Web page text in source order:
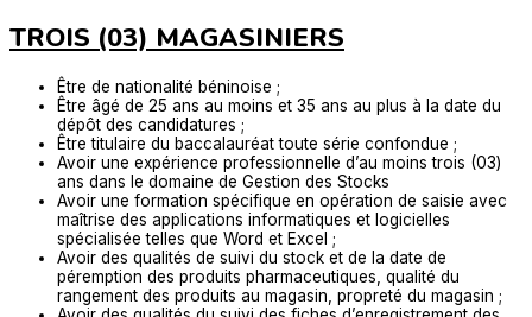
TROIS (03) MAGASINIERS
Être de nationalité béninoise ;
Être âgé de 25 ans au moins et 35 ans au plus à la date du
dépôt des candidatures ;
Être titulaire du baccalauréat toute série confondue ;
Avoir une expérience professionnelle d’au moins trois (03)
ans dans le domaine de Gestion des Stocks
Avoir une formation spécifique en opération de saisie avec
maîtrise des applications informatiques et logicielles
spécialisée telles que Word et Excel ;
Avoir des qualités de suivi du stock et de la date de
péremption des produits pharmaceutiques, qualité du
rangement des produits au magasin, propreté du magasin ;